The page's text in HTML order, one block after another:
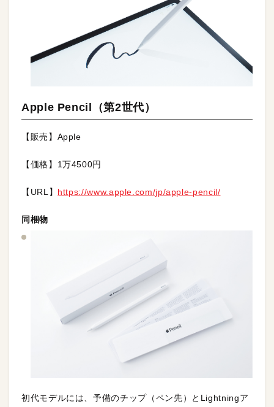
Apple Pencil（第2世代）
【販売】Apple
【価格】1万4500円
【URL】 https://www.apple.com/jp/apple-pencil/
同梱物
初代モデルには、予備のチップ（ペン先）とLightningア